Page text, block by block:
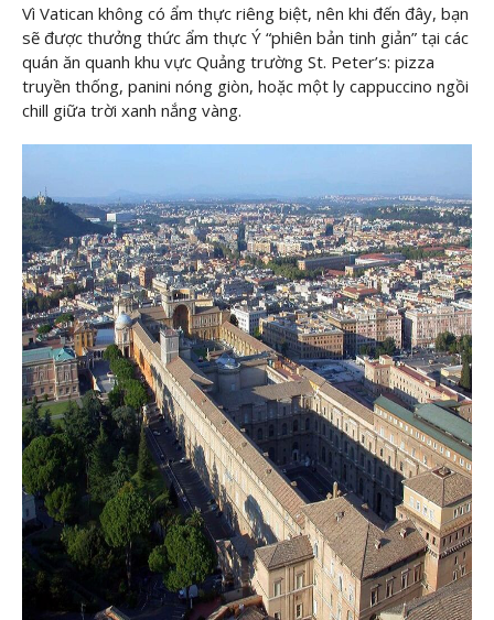
Vì Vatican không có ẩm thực riêng biệt, nên khi đến đây, bạn
sẽ được thưởng thức ẩm thực Ý “phiên bản tinh giản” tại các
quán ăn quanh khu vực Quảng trường St. Peter’s: pizza
truyền thống, panini nóng giòn, hoặc một ly cappuccino ngồi
chill giữa trời xanh nắng vàng.